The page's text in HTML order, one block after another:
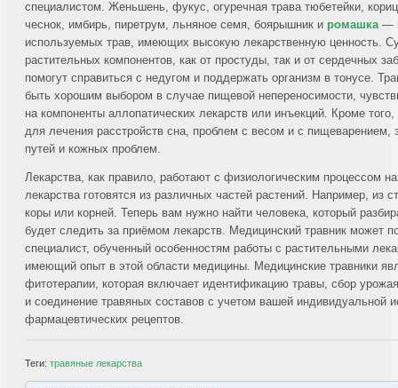
специалистом. Женьшень, фукус, огуречная трава тюбетейки,
чеснок, имбирь, пиретрум, льняное семя, боярышник и ромашка—
используемых трав, имеющих высокую лекарственную ценность.
растительных компонентов, как от простуды, так и от сердечных
помогут справиться с недугом и поддержать организм в тонусе.
быть хорошим выбором в случае пищевой непереносимости,
на компоненты аллопатических лекарств или инъекций. Кроме
для лечения расстройств сна, проблем с весом и с пищеварением,
путей и кожных проблем.
Лекарства, как правило, работают с физиологическим процессом
лекарства готовятся из различных частей растений. Например, из
коры или корней. Теперь вам нужно найти человека, который
будет следить за приёмом лекарств. Медицинский травник может
специалист, обученный особенностям работы с растительными
имеющий опыт в этой области медицины. Медицинские травники
фитотерапии, которая включает идентификацию травы, сбор
и соединение травяных составов с учетом вашей индивидуальной
фармацевтических рецептов.
Теги: травяные лекарства